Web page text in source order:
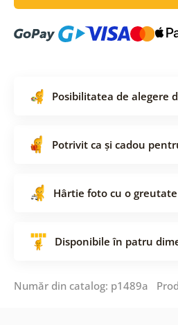
Posibilitatea de alegere
Potrivit ca și cadou
Hârtie foto cu o greutate
Disponibile în patru
Număr din catalog: p1489a